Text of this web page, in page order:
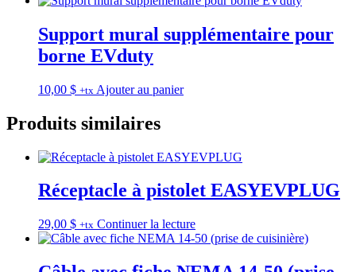
était :
119,00 $.99,00 $.
Support mural supplémentaire pour
borne EVduty
10,00 $ +tx Ajouter au panier
Produits similaires
Réceptacle à pistolet EASYEVPLUG
29,00 $ +tx Continuer la lecture